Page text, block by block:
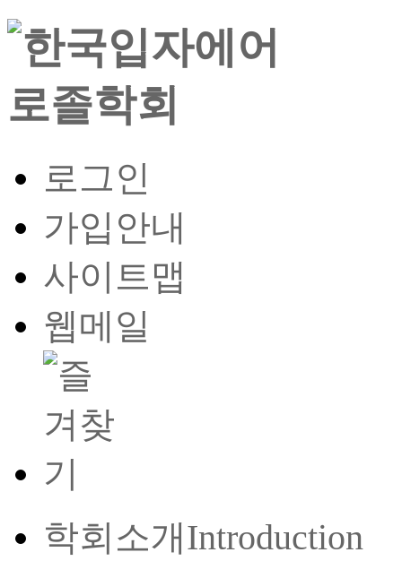
로그인
가입안내
사이트맵
웹메일
학회소개Introduction